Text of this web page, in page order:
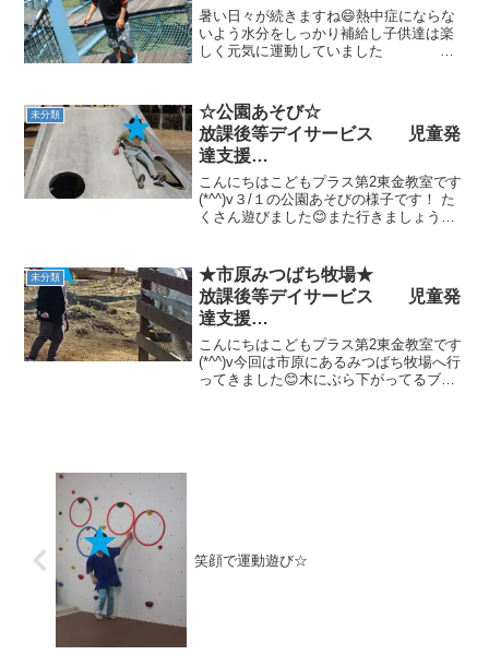
暑い日々が続きますね😄熱中症にならな
いよう水分をしっかり補給し子供達は楽
しく元気に運動していました
つつ元気に遊んでいました 本日の
運動遊びは●かいてんオオ...
未分類
☆公園あそび☆
放課後等デイサービス 児童発
達支援
⁕運動療育⁕ ♬音楽療法♬
東金市 九十九里町 山武市
こんにちはこどもプラス第2東金教室です
(*^^)v３/１の公園あそびの様子です！ た
くさん遊びました😊また行きましょう！
ラス第２東金教室受付時間：9：00～18：
00 (...
未分類
★市原みつばち牧場★
放課後等デイサービス 児童発
達支援
⁕運動療育⁕ ♬音楽療法♬
東金市 九十九里町 山武市
こんにちはこどもプラス第2東金教室です
(*^^)v今回は市原にあるみつばち牧場へ行
ってきました😊木にぶら下がってるブラ
笑顔で運動遊び☆